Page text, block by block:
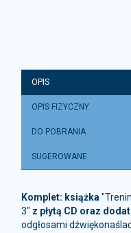
3"z płytą CD oraz
odgłosami